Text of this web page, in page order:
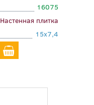
16075
Настенная плитка
15x7,4